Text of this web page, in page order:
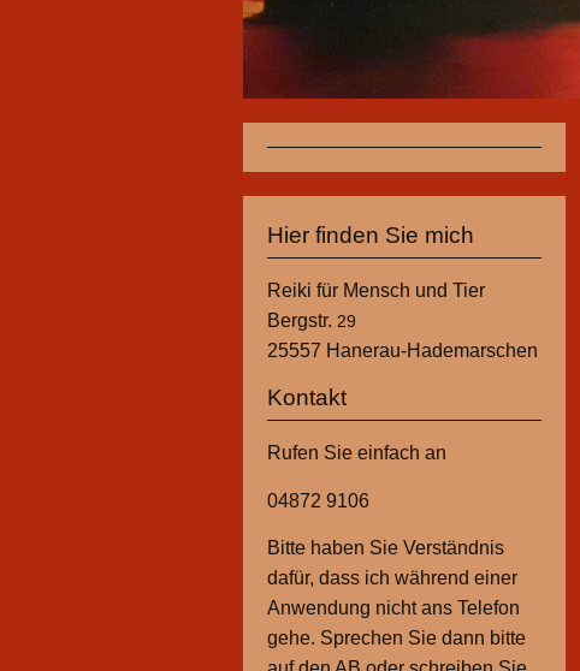
Hier finden Sie mich
Reiki für Mensch und Tier
Bergstr. 29
25557 Hanerau-Hademarschen
Kontakt
Rufen Sie einfach an
04872 9106
Bitte haben Sie Verständnis
dafür, dass ich während einer
Anwendung nicht ans Telefon
gehe. Sprechen Sie dann bitte